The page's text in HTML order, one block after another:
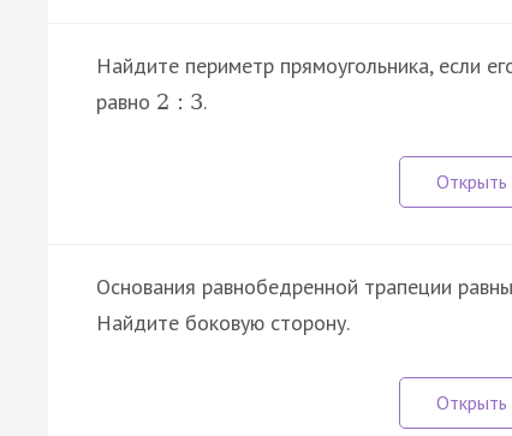
Найдите периметр прямоугольника, если
равно 2 : 3.
Основания равнобедренной трапеции
Найдите боковую сторону.